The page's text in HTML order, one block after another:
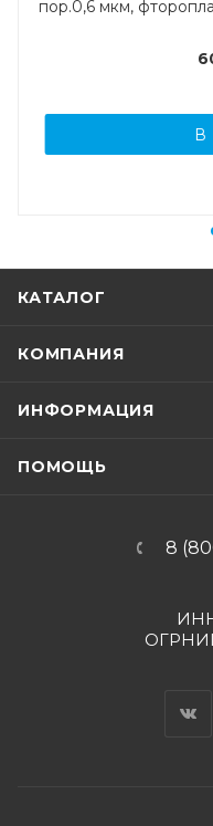
пор.0,6 мкм,
В
КАТАЛОГ
КОМПАНИЯ
ИНФОРМАЦИЯ
ПОМОЩЬ
8
ИНН